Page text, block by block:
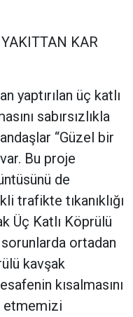
KAR
yaptırılan üç katlı
sabırsızlıkla
“Güzel bir
Bu proje
de
trafikte tıkanıklığı
Üç Katlı Köprülü
sorunlarda ortadan
kavşak
kısalmasını
etmemizi